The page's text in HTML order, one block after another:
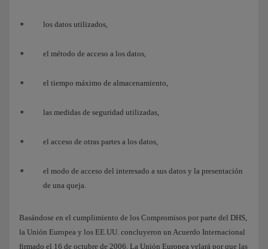
los datos utilizados,
el método de acceso a los datos,
el tiempo máximo de almacenamiento,
las medidas de seguridad utilizadas,
el acceso de otras partes a los datos,
el modo de acceso del interesado a sus datos y la presentación
de una queja.
Basándose en el cumplimiento de los Compromisos por parte del DHS,
la Unión Europea y los EE.UU. concluyeron un Acuerdo Internacional
firmado el 16 de octubre de 2006. La Unión Europea velará por que las